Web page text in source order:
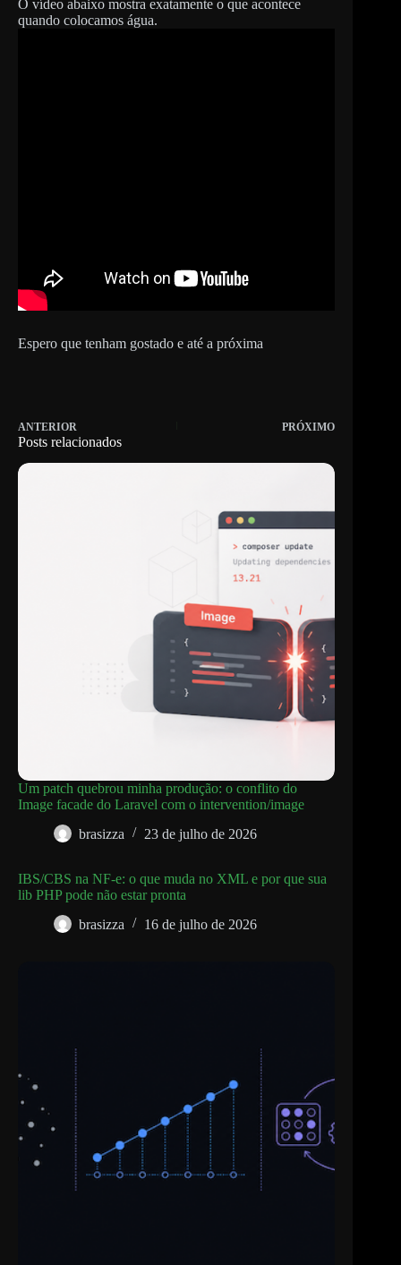
O vídeo abaixo mostra exatamente o que acontece
quando colocamos água.
Espero que tenham gostado e até a próxima
ANTERIOR PRÓXIMO
Posts relacionados
Um patch quebrou minha produção: o conflito do
Image facade do Laravel com o intervention/image
brasizza
23 de julho de 2026
IBS/CBS na NF-e: o que muda no XML e por que sua
lib PHP pode não estar pronta
brasizza
16 de julho de 2026